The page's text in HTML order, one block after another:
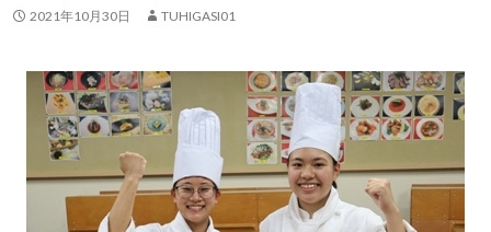
ッ 2021年10月30日 TUHIGASI01